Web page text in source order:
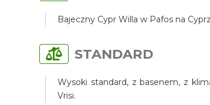
Bajeczny Cypr Willa w Pafos na
STANDARD
Wysoki standard, z basenem, z
Vrisi.